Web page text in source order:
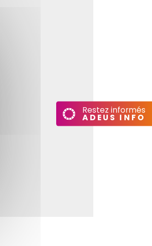
Restez informés
ADEUS INFO